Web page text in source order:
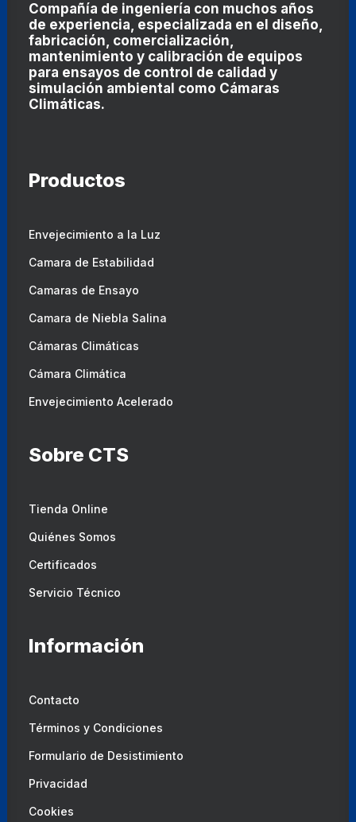
Compañía de ingeniería con muchos años
de experiencia, especializada en el diseño,
fabricación, comercialización,
mantenimiento y calibración de equipos
para ensayos de control de calidad y
simulación ambiental como Cámaras
Climáticas.
Productos
Envejecimiento a la Luz
Camara de Estabilidad
Camaras de Ensayo
Camara de Niebla Salina
Cámaras Climáticas
Cámara Climática
Envejecimiento Acelerado
Sobre CTS
Tienda Online
Quiénes Somos
Certificados
Servicio Técnico
Información
Contacto
Términos y Condiciones
Formulario de Desistimiento
Privacidad
Cookies